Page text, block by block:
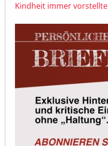
Kindheit immer vorstellte